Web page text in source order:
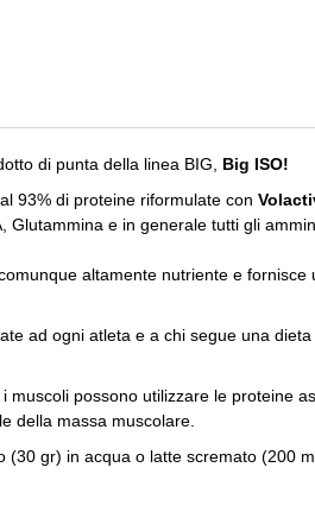
di punta della linea BIG,
Big ISO!
93% di proteine riformulate con
Glutammina e in generale tutti gli
altamente nutriente e
ad ogni atleta e a chi segue una
muscoli possono utilizzare le
della massa muscolare.
(30 gr) in acqua o latte scremato (200